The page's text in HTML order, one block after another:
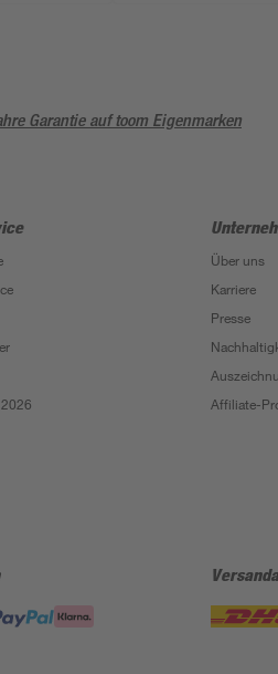
Garantie auf toom Eigenmarken
Über uns
Karriere
Presse
Affiliate-